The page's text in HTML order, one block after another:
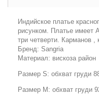
Индийское платье
рисунком. Платье имеет
три четверти. Карманов ,
Бренд: Sangria
Материал: вискоза район
Размер S: обхват груди
Размер M: обхват груди